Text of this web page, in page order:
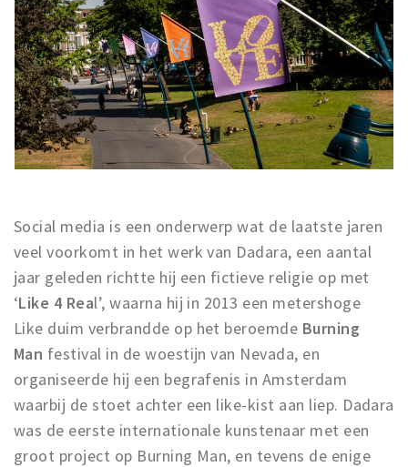
Social media is een onderwerp wat de laatste jaren
veel voorkomt in het werk van Dadara, een aantal
jaar geleden richtte hij een fictieve religie op met
‘Like 4 Real’, waarna hij in 2013 een metershoge
Like duim verbrandde op het beroemde Burning
Man festival in de woestijn van Nevada, en
organiseerde hij een begrafenis in Amsterdam
waarbij de stoet achter een like-kist aan liep. Dadara
was de eerste internationale kunstenaar met een
groot project op Burning Man, en tevens de enige